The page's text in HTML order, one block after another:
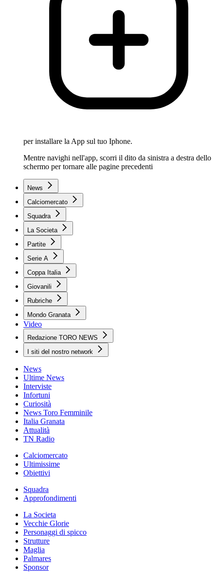
per installare la App sul tuo Iphone.
Mentre navighi nell'app, scorri il dito da sinistra a destra dello
schermo per tornare alle pagine precedenti
News
Calciomercato
Squadra
La Societa
Partite
Serie A
Coppa Italia
Giovanili
Rubriche
Mondo Granata
Video
Redazione TORO NEWS
I siti del nostro network
News
Ultime News
Interviste
Infortuni
Curiosità
News Toro Femminile
Italia Granata
Attualità
TN Radio
Calciomercato
Ultimissime
Obiettivi
Squadra
Approfondimenti
La Societa
Vecchie Glorie
Personaggi di spicco
Strutture
Maglia
Palmares
Sponsor